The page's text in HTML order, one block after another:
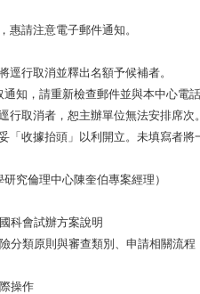
惠請注意電子郵件通知。
逕行取消並釋出名額予候補者。
通知，請重新檢查郵件並與本中心電
行取消者，恕主辦單位無法安排席
「收據抬頭」以利開立。未填寫者將
究倫理中心陳奎伯專案經理）
科會試辦方案說明
分類原則與審查類別、申請相關流程
操作